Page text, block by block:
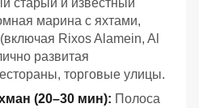
марина с яхтами,
Rixos Alamein, Al
развитая
торговые улицы.
(20–30 мин): Полоса